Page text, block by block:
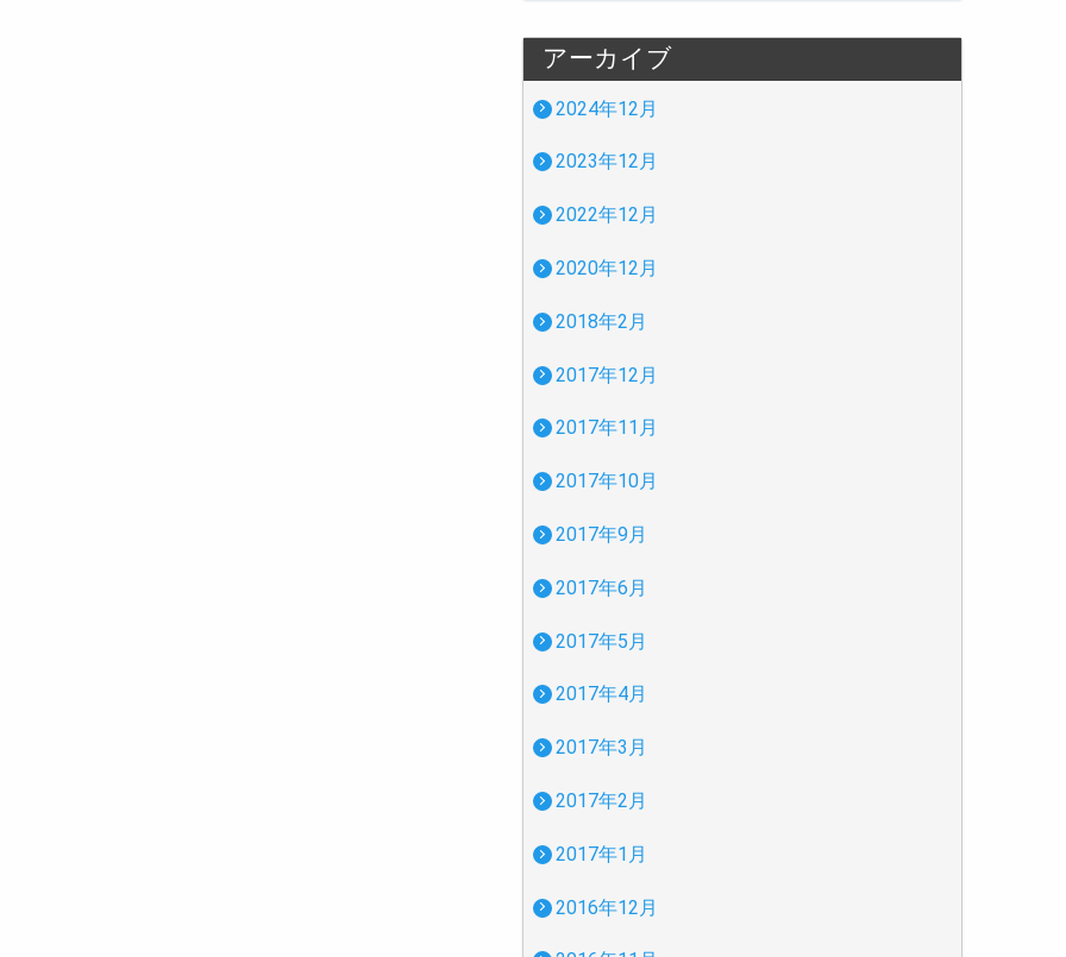
アーカイブ
2024年12月
2023年12月
2022年12月
2020年12月
2018年2月
2017年12月
2017年11月
2017年10月
2017年9月
2017年6月
2017年5月
2017年4月
2017年3月
2017年2月
2017年1月
2016年12月